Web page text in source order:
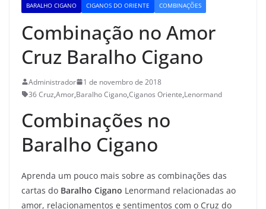
BARALHO CIGANO CIGANOS DO ORIENTE COMBINAÇÕES
Combinação no Amor
Cruz Baralho Cigano
Administrador
1 de novembro de 2018
36 Cruz,Amor,Baralho Cigano,Ciganos Oriente,Lenormand
Combinações no
Baralho Cigano
Aprenda um pouco mais sobre as combinações das
cartas do Baralho Cigano Lenormand relacionadas ao
amor, relacionamentos e sentimentos com o Cruz do